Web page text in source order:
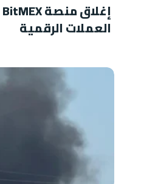
العملات الرقمية